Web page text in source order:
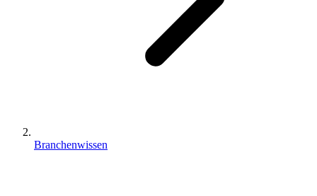
Branchenwissen